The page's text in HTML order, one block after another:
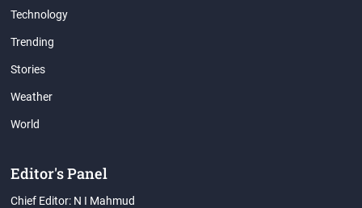
Technology
Trending
Stories
Weather
World
Editor's Panel
Chief Editor: N I Mahmud